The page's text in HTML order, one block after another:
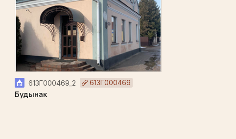
613Г000469_2 613Г000469
Будынак